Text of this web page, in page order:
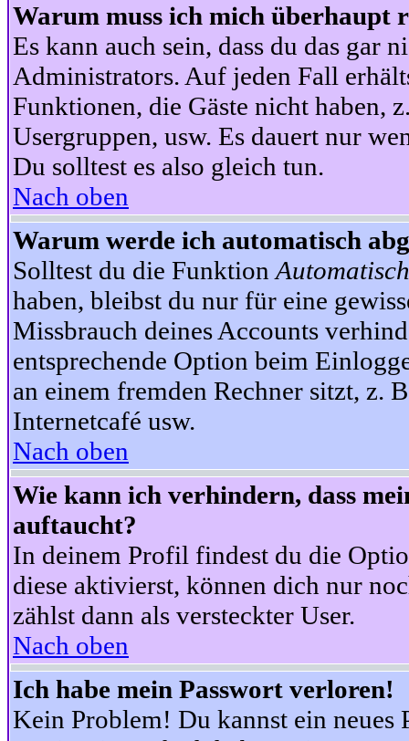
Warum muss ich mich überhaupt
Es kann auch sein, dass du das gar
Administrators. Auf jeden Fall
Funktionen, die Gäste nicht haben,
Usergruppen, usw. Es dauert nur
Du solltest es also gleich tun.
Nach oben
Warum werde ich automatisch
Solltest du die Funktion
haben, bleibst du nur für eine
Missbrauch deines Accounts
entsprechende Option beim
an einem fremden Rechner sitzt, z.
Internetcafé usw.
Nach oben
Wie kann ich verhindern, dass
auftaucht?
In deinem Profil findest du die
diese aktivierst, können dich nur
zählst dann als versteckter User.
Nach oben
Ich habe mein Passwort verloren!
Kein Problem! Du kannst ein neues